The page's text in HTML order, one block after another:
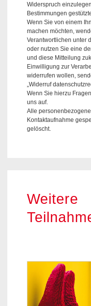
Widerspruch
Bestimmungen
Wenn Sie von einem
machen möchten,
Verantwortlichen unter
oder nutzen Sie eine
und diese Mitteilung
Einwilligung zur
widerrufen wollen,
„Widerruf
Wenn Sie hierzu
uns auf.
Alle
Kontaktaufnahme
gelöscht.
Weitere